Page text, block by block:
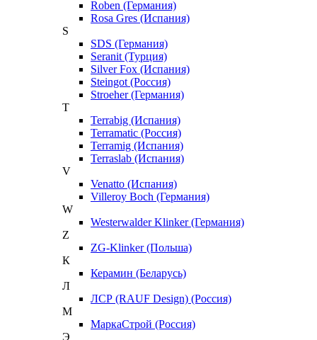
Roben (Германия)
Rosa Gres (Испания)
S
SDS (Германия)
Seranit (Турция)
Silver Fox (Испания)
Steingot (Россия)
Stroeher (Германия)
T
Terrabig (Испания)
Terramatic (Россия)
Terramig (Испания)
Terraslab (Испания)
V
Venatto (Испания)
Villeroy Boch (Германия)
W
Westerwalder Klinker (Германия)
Z
ZG-Klinker (Польша)
К
Керамин (Беларусь)
Л
ЛСР (RAUF Design) (Россия)
М
МаркаСтрой (Россия)
Э